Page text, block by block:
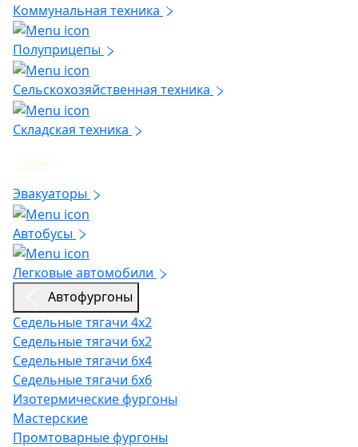
Коммунальная техника
Полуприцепы
Сельскохозяйственная техника
Складская техника
Эвакуаторы
Автобусы
Легковые автомобили
Автофургоны
Седельные тягачи 4х2
Седельные тягачи 6х2
Седельные тягачи 6х4
Седельные тягачи 6х6
Изотермические фургоны
Мастерские
Промтоварные фургоны